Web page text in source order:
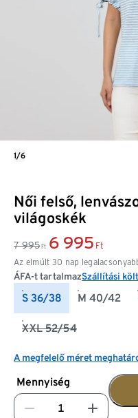
Női felső,
világoskék
7 995 Ft 6 995 Ft
Az elmúlt 30 nap
ÁFA-t tartalmazSzállítási
S 36/38 M 40/42
XXL 52/54
A megfelelő méret
Mennyiség
1/6